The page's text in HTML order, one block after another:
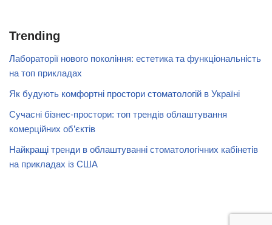
Trending
Лабораторії нового покоління: естетика та функціональність
на топ прикладах
Як будують комфортні простори стоматологій в Україні
Сучасні бізнес-простори: топ трендів облаштування
комерційних об’єктів
Найкращі тренди в облаштуванні стоматологічних кабінетів
на прикладах із США